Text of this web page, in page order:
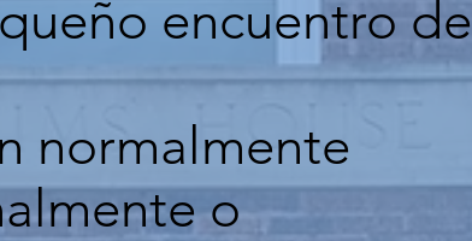
encuentro de
normalmente
o